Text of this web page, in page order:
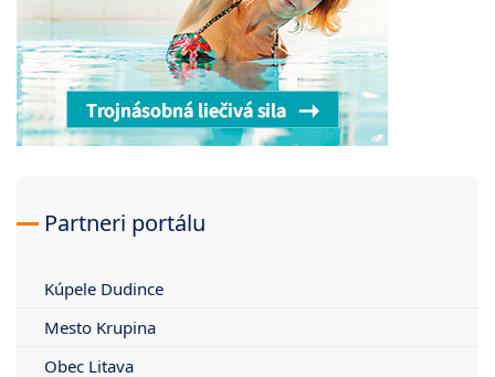
Partneri portálu
Kúpele Dudince
Mesto Krupina
Obec Litava